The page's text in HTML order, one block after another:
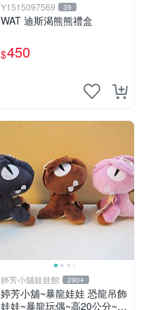
Y1515097569 39
WAT 迪斯渴熊熊禮盒
$450
婷芳小舖娃娃館 2904
婷芳小舖~暴龍娃娃 恐龍吊飾
娃娃~暴龍玩偶~高20公分~恐